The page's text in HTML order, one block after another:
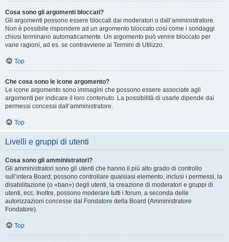
Cosa sono gli argomenti bloccati?
Gli argomenti possono essere bloccati dai moderatori o dall’amministratore.
Non è possibile rispondere ad un argomento bloccato così come i sondaggi
chiusi terminano automaticamente. Un argomento può venire bloccato per
varie ragioni, ad es. se contravviene ai Termini di Utilizzo.
Top
Che cosa sono le icone argomento?
Le icone argomento sono immagini che possono essere associate agli
argomenti per indicare il loro contenuto. La possibilità di usarle dipende dai
permessi concessi dall’amministratore.
Top
Livelli e gruppi di utenti
Cosa sono gli amministratori?
Gli amministratori sono gli utenti che hanno il più alto grado di controllo
sull’intera Board; possono controllare qualsiasi elemento, inclusi i permessi, la
disabilitazione (o «ban») degli utenti, la creazione di moderatori e gruppi di
utenti, ecc. Inoltre, possono moderare tutti i forum, a seconda delle
autorizzazioni concesse dal Fondatore della Board (Amministratore
Fondatore).
Top